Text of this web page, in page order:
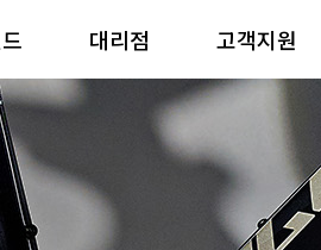
대리점 고객지원